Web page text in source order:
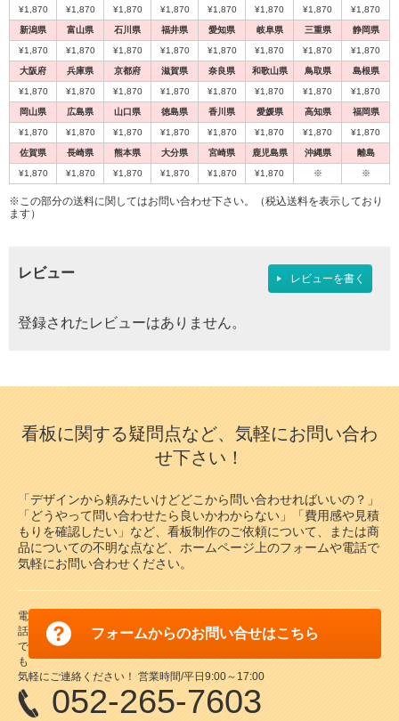
代引不可
国産
屋外用
A1
ポスターグリップ PG-32R A1 ツヤ有
シルバー 屋外用 R型
¥9,570（税込）
ネル！カラーバリエーションやサイズ
を豊富に取り揃えております。確かな
代引不可
屋内用
木目調 A1
前四辺開閉式
594×841
ポスターパネル 333 A1 木目ナチュラ
ル 屋内用
¥10,653（税込）
4辺開閉式フレームの定番アイテム！
3
A1（W594×H841）
ALUMIUM SERIES 01 CUT A1 マット
シルバー 屋内用
¥17,710（税込）
ッジを切り落として、シャープな印象
を携えた額縁です。
ニューアートフレーム NA-A4-BR A4
ブラウン 屋内用
¥1,267（税込）
す。
5
代引不可
屋内用
A2
A2（W420×H594）
ALUMIUM SERIES 01 CUT A2 マット
シルバー 屋内用
¥11,330
（税込）
【2020年度アジアデザイン賞受賞】エ
ッジを切り落として、シャープな印象
代引不可
国産
屋内用
A2
420×594
ポスターグリップ PG-20R A2 ツヤ無
シルバー(梨地調) 屋内用 R型
¥6,490
（税込）
20mm幅R型屋内専用ポスターグリッ
3
420×594
ポスターパネル 331 A2 ステン 屋内用
¥6,006（税込）
コーナーミニアールで意匠的にかっこ
A2（W420×H594）
ALUMIUM SERIES 02 LEAN A2 マッ
トブラック 屋内用
¥11,220（税込）
縁の側面部分が10度斜めになってお
り、壁に立てかけても安定します。
5
代引不可
国産
屋内用
B0
ポスターグリップ PG-44R B0 ツヤ無シ
ルバー(梨地調) 屋内用 R型
¥25,740（税込）
ル！カラーバリエーションやサイズを豊
富に取り揃えております。確かな品質…
代引不可
屋内用
B0
前四辺開閉式
1030×1456
ポスターパネル 333 B0 ステン 屋内用
¥26,169（税込）
4辺開閉式フレームの定番アイテム！
3
代引不可
B0
屋内用 角型
¥30,888 （税込）
国産メーカー、シンエイのポスターパネ
ル！カラーバリエーションやサイズを豊
代引不可
シェイプ SH-B0-BK B0 ブラック 屋内用
¥7,854（税込）
スマートな形状が作品を引き立てます！
5 6
代引不可
国産
屋外用
B1
ポスターグリップ PG-32R B1 ツヤ有シ
ルバー 屋外用 R型
¥12,155（税込）
ル！カラーバリエーションやサイズを豊
富に取り揃えております。確かな品質…
代引不可
屋内用
B1
728×1030
シェイプ SH-B1-WH B1 ホワイト 屋内
用
¥2,772
（税込）
スマートな形状が作品を引き立てます！
3
代引不可
B1
ALUMIUM SERIES 01 CUT B1 マットシ
ルバー 屋内用
¥21,890（税込）
【2020年度アジアデザイン賞受賞】エ
携えた額縁です。
代引不可
国産
ポスターグリップ PG-20S B1 ツヤ有ブ
ラック 屋内用 角型
¥9,009（税込）
ャープな表現を実現。
5 6
代引不可
国産
屋外用
B2
ポスターグリップ PG-32R B2 ツヤ有シ
ルバー 屋外用 R型
¥8,305（税込）
ル！カラーバリエーションやサイズを豊
富に取り揃えております。確かな品質…
代引不可
屋内用
B2
B2（W515×H728）
ALUMIUM SERIES 01 CUT B2 マットシ
ルバー 屋内用
¥13,200（税込）
【2020年度アジアデザイン賞受賞】エ
3
515×728
シェイプ SH-B2-WH B2 ホワイト 屋内
¥1,716（税込）
515×728
カルビアン VQ-B2-SV B2 シルバー
¥1,801（税込）
5
※この部分の送料に関してはお問い合わせ下さい。（税込送料を表示しており
ます）
¥1,870 ¥1,870 ¥1,870 ¥1,870 ¥1,870 ¥1,870 ¥1,870 ¥1,870
新潟県 富山県 石川県 福井県 愛知県 岐阜県 三重県 静岡県
¥1,870 ¥1,870 ¥1,870 ¥1,870 ¥1,870 ¥1,870 ¥1,870 ¥1,870
大阪府 兵庫県 京都府 滋賀県 奈良県 和歌山県 鳥取県 島根県
¥1,870 ¥1,870 ¥1,870 ¥1,870 ¥1,870 ¥1,870 ¥1,870 ¥1,870
岡山県 広島県 山口県 徳島県 香川県 愛媛県 高知県 福岡県
¥1,870 ¥1,870 ¥1,870 ¥1,870 ¥1,870 ¥1,870 ¥1,870 ¥1,870
佐賀県 長崎県 熊本県 大分県 宮崎県 鹿児島県 沖縄県 離島
¥1,870 ¥1,870 ¥1,870 ¥1,870 ¥1,870 ¥1,870 ※ ※
レビュー レビューを書く
登録されたレビューはありません。
看板に関する疑問点など、気軽にお問い合わ
せ下さい！
「デザインから頼みたいけどどこから問い合わせればいいの？」
「どうやって問い合わせたら良いかわからない」「費用感や見積
もりを確認したい」など、看板制作のご依頼について、または商
品についての不明な点など、ホームページ上のフォームや電話で
気軽にお問い合わせください。
フォームからのお問い合せはこちら
電
話
で
も
気軽にご連絡ください！ 営業時間/平日9:00～17:00
052-265-7603